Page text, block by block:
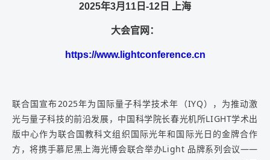
2025年3月11日-12日 上海
大会官网：
https://www.lightconference.cn
联合国宣布2025年为国际量子科学技术年（IYQ），为推动激
光与量子科技的前沿发展，中国科学院长春光机所LIGHT学术出
版中心作为联合国教科文组织国际光年和国际光日的金牌合作
方，将携手慕尼黑上海光博会联合举办Light 品牌系列会议——